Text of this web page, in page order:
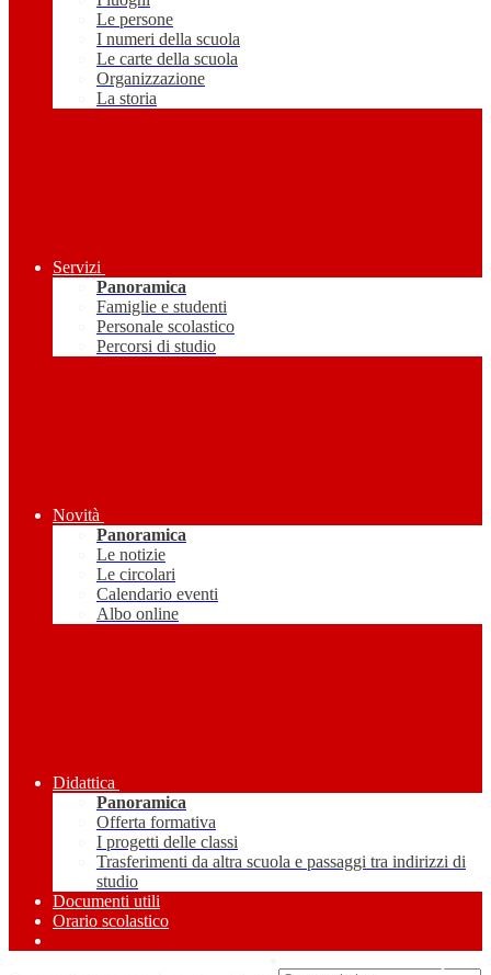
Le persone
I numeri della scuola
Le carte della scuola
Organizzazione
La storia
Servizi
Panoramica
Famiglie e studenti
Personale scolastico
Percorsi di studio
Novità
Panoramica
Le notizie
Le circolari
Calendario eventi
Albo online
Didattica
Panoramica
Offerta formativa
I progetti delle classi
Trasferimenti da altra scuola e passaggi tra indirizzi di
studio
Documenti utili
Orario scolastico